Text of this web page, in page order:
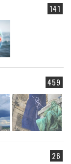
141
459
26